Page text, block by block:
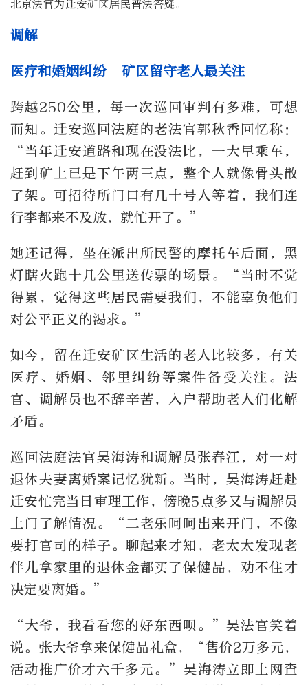
北京法官为迁安矿区居民普法答疑。
调解
医疗和婚姻纠纷 矿区留守老人最关注
跨越250公里，每一次巡回审判有多难，可想
而知。迁安巡回法庭的老法官郭秋香回忆称：
“当年迁安道路和现在没法比，一大早乘车，
赶到矿上已是下午两三点，整个人就像骨头散
了架。可招待所门口有几十号人等着，我们连
行李都来不及放，就忙开了。”
她还记得，坐在派出所民警的摩托车后面，黑
灯瞎火跑十几公里送传票的场景。“当时不觉
得累，觉得这些居民需要我们，不能辜负他们
对公平正义的渴求。”
如今，留在迁安矿区生活的老人比较多，有关
医疗、婚姻、邻里纠纷等案件备受关注。法
官、调解员也不辞辛苦，入户帮助老人们化解
矛盾。
巡回法庭法官吴海涛和调解员张春江，对一对
退休夫妻离婚案记忆犹新。当时，吴海涛赶赴
迁安忙完当日审理工作，傍晚5点多又与调解员
上门了解情况。“二老乐呵呵出来开门，不像
要打官司的样子。聊起来才知，老太太发现老
伴儿拿家里的退休金都买了保健品，劝不住才
决定要离婚。”
“大爷，我看看您的好东西呗。”吴法官笑着
说。张大爷拿来保健品礼盒，“售价2万多元，
活动推广价才六千多元。”吴海涛立即上网查